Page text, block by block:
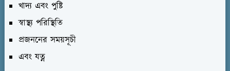
খাদ্য এবং পুষ্টি
স্বাস্থ্য পরিস্থিতি
প্রজননের সময়সূচী
এবং যত্ন